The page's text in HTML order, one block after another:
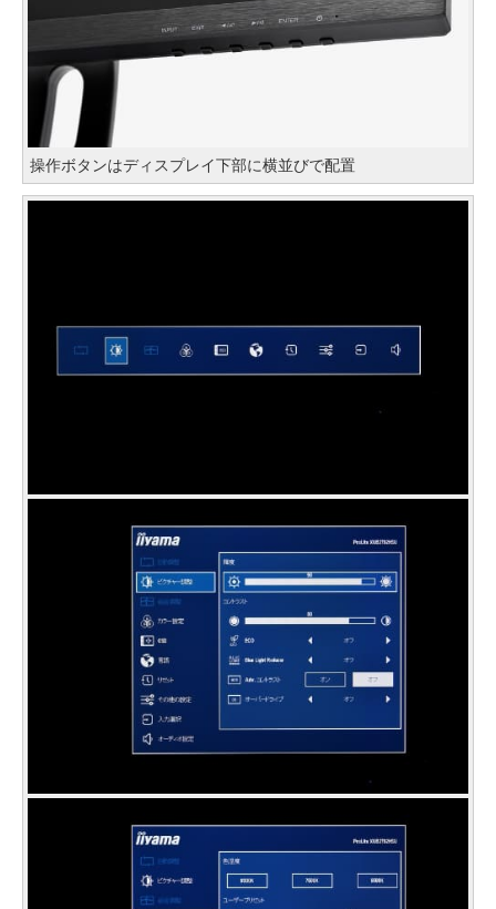
操作ボタンはディスプレイ下部に横並びで配置